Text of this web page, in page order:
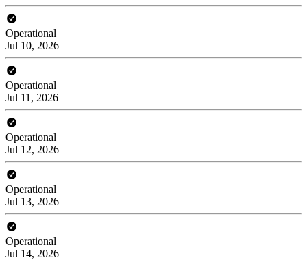
Operational
Jul 10, 2026
Operational
Jul 11, 2026
Operational
Jul 12, 2026
Operational
Jul 13, 2026
Operational
Jul 14, 2026